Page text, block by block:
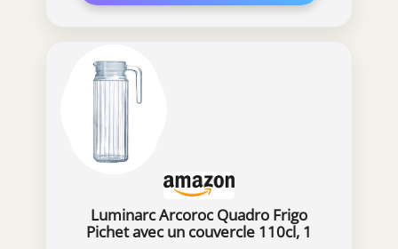
Luminarc Arcoroc Quadro Frigo
Pichet avec un couvercle 110cl, 1